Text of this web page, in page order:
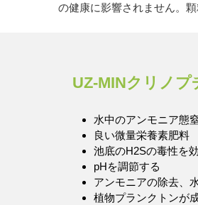
の健康に影響されません。
UZ-MINクリノ
水中のアンモニア態
良い微量栄養素肥料
池底のH2Sの毒性を
pHを調節する
アンモニアの除去、
植物プランクトンが